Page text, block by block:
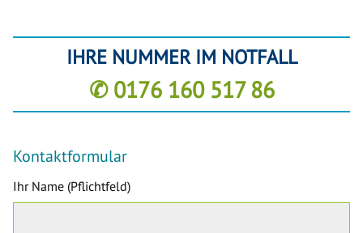
IHRE NUMMER IM NOTFALL
✆ 0176 160 517 86
Kontaktformular
Ihr Name (Pflichtfeld)